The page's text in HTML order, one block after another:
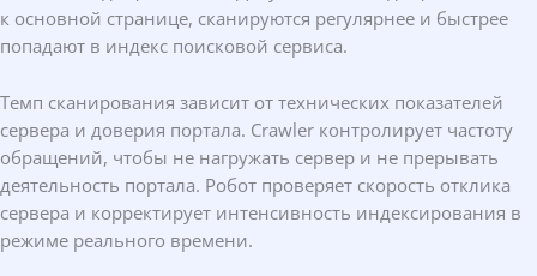
к основной странице, сканируются регулярнее и быстрее
попадают в индекс поисковой сервиса.
Темп сканирования зависит от технических показателей
сервера и доверия портала. Crawler контролирует частоту
обращений, чтобы не нагружать сервер и не прерывать
деятельность портала. Робот проверяет скорость отклика
сервера и корректирует интенсивность индексирования в
режиме реального времени.